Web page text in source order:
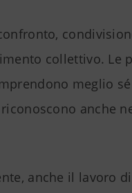
collettivo. Le
meglio
anche
anche il lavoro